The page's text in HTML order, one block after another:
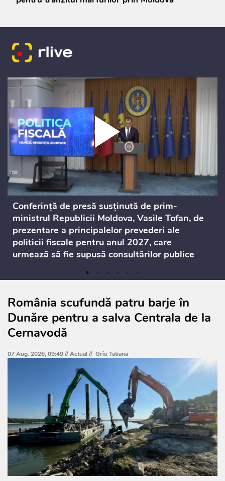
Conferință de presă susținută de prim-
ministrul Republicii Moldova, Vasile Tofan, de
prezentare a principalelor prevederi ale
politicii fiscale pentru anul 2027, care
urmează să fie supusă consultărilor publice
România scufundă patru barje în
Dunăre pentru a salva Centrala de la
Cernavodă
07 Aug. 2026, 09:49 //Actual// Grîu Tatiana